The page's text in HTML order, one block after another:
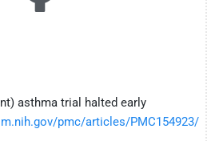
asthma trial halted early
pmc/articles/PMC154923/